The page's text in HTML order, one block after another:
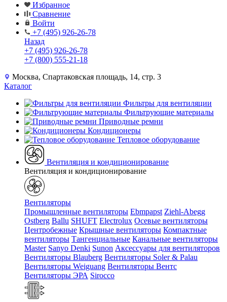
Избранное
Сравнение
Войти
+7 (495) 926-26-78
Назад
+7 (495) 926-26-78
+7 (800) 555-21-18
Москва, Спартаковская площадь, 14, стр. 3
Каталог
Фильтры для вентиляции
Фильтрующие материалы
Приводные ремни
Кондиционеры
Тепловое оборудование
Вентиляция и кондиционирование
Вентиляция и кондиционирование
Вентиляторы
Промышленные вентиляторы Ebmpapst Ziehl-Abegg
Ostberg Ballu SHUFT Electrolux Осевые вентиляторы
Центробежные Крышные вентиляторы Компактные
вентиляторы Тангенциальные Канальные вентиляторы
Master Sanyo Denki Sunon Аксессуары для вентиляторов
Вентиляторы Blauberg Вентиляторы Soler & Palau
Вентиляторы Weiguang Вентиляторы Вентс
Вентиляторы ЭРА Sirocco